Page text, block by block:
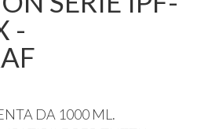
-
DA 1000 ML.